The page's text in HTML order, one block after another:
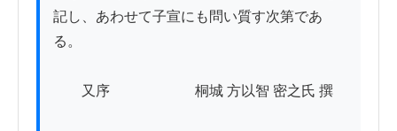
記し、あわせて子宣にも問い質す次第であ
る。
又序　　　　　　桐城 方以智 密之氏 撰